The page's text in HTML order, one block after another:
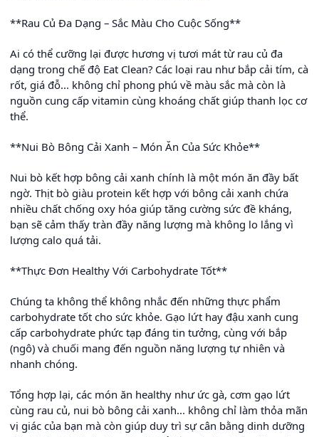
**Rau Củ Đa Dạng – Sắc Màu Cho Cuộc Sống**
Ai có thể cưỡng lại được hương vị tươi mát từ rau củ đa
dạng trong chế độ Eat Clean? Các loại rau như bắp cải tím, cà
rốt, giá đỗ... không chỉ phong phú về màu sắc mà còn là
nguồn cung cấp vitamin cùng khoáng chất giúp thanh lọc cơ
thể.
**Nui Bò Bông Cải Xanh – Món Ăn Của Sức Khỏe**
Nui bò kết hợp bông cải xanh chính là một món ăn đầy bất
ngờ. Thịt bò giàu protein kết hợp với bông cải xanh chứa
nhiều chất chống oxy hóa giúp tăng cường sức đề kháng,
bạn sẽ cảm thấy tràn đầy năng lượng mà không lo lắng vì
lượng calo quá tải.
**Thực Đơn Healthy Với Carbohydrate Tốt**
Chúng ta không thể không nhắc đến những thực phẩm
carbohydrate tốt cho sức khỏe. Gạo lứt hay đậu xanh cung
cấp carbohydrate phức tạp đáng tin tưởng, cùng với bắp
(ngô) và chuối mang đến nguồn năng lượng tự nhiên và
nhanh chóng.
Tổng hợp lại, các món ăn healthy như ức gà, cơm gạo lứt
cùng rau củ, nui bò bông cải xanh... không chỉ làm thỏa mãn
vị giác của bạn mà còn giúp duy trì sự cân bằng dinh dưỡng